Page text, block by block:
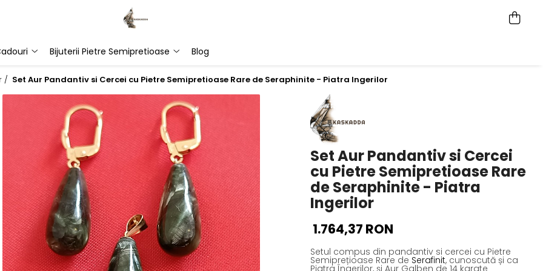
Bijuterii Pietre Semipretioase Blog
/ Set Aur Pandantiv si Cercei cu Pietre Semipretioase Rare de Seraphinite - Piatra Ingerilor
Set Aur Pandantiv si Cercei
cu Pietre Semipretioase Rare
de Seraphinite - Piatra
Ingerilor
1.764,37 RON
Setul compus din pandantiv si cercei cu Pietre
Semiprețioase Rare de Serafinit, cunoscută și ca